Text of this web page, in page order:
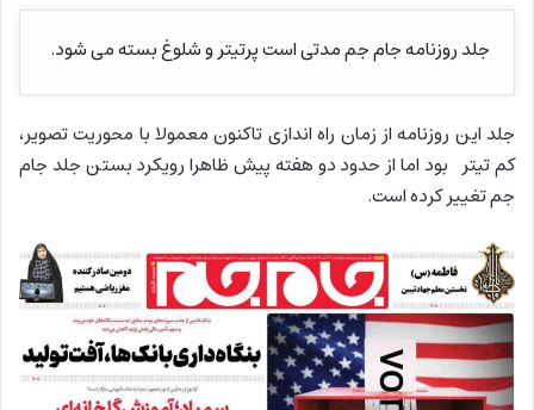
جلد روزنامه جام جم مدتی است پرتیتر و شلوغ بسته می شود.
جلد این روزنامه از زمان راه اندازی تاکنون معمولا با محوریت تصویر،
کم تیتر بود اما از حدود دو هفته پیش ظاهرا رویکرد بستن جلد جام
جم تغییر کرده است.